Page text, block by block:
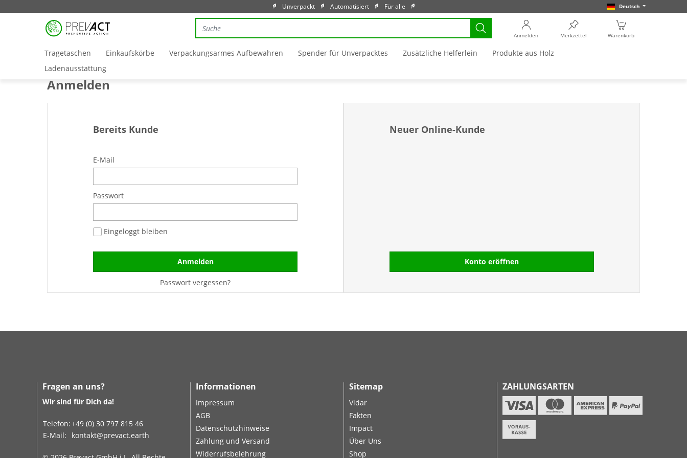
Unverpackt Automatisiert Für alle Deutsch
Anmelden Merkzettel Warenkorb
Tragetaschen Einkaufskörbe Verpackungsarmes Aufbewahren Spender für Unverpacktes Zusätzliche Helferlein
Produkte aus Holz
Ladenausstattung
Anmelden
Bereits Kunde
E-Mail
Passwort
Eingeloggt bleiben
Anmelden
Passwort vergessen?
Neuer Online-Kunde
Konto eröffnen
Fragen an uns?
Wir sind für Dich da!
Telefon:+49 (0) 30 797 815 46
E-Mail:
kontakt@prevact.earth
Informationen
Impressum
AGB
Datenschutzhinweise
Zahlung und Versand
Widerrufsbelehrung
Sitemap
Vidar
Fakten
Impact
Über Uns
Shop
ZAHLUNGSARTEN